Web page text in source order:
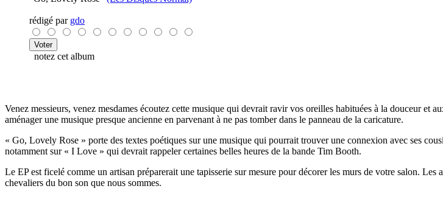
rédigé par gdo
notez cet album
Venez messieurs, venez mesdames écoutez cette musique qui devrait ravir vos oreilles habituées à la douceur et
aménager une musique presque ancienne en parvenant à ne pas tomber dans le panneau de la caricature.
« Go, Lovely Rose » porte des textes poétiques sur une musique qui pourrait trouver une connexion avec ses
notamment sur « I Love » qui devrait rappeler certaines belles heures de la bande Tim Booth.
Le EP est ficelé comme un artisan préparerait une tapisserie sur mesure pour décorer les murs de votre salon.
chevaliers du bon son que nous sommes.